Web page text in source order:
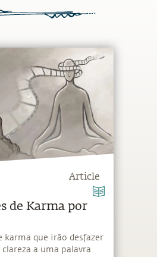
Article
de Karma por
karma que irão desfazer
a uma palavra